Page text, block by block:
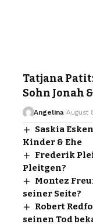
Tatjana
Sohn Jonah
Angelina August
Saskia
Kinder & Ehe
Frederik
Pleitgen?
Montez
seiner Seite?
Robert
seinen Tod